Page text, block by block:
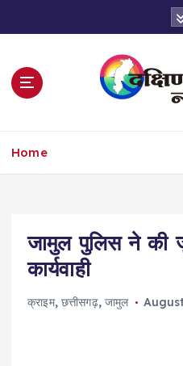
t
Home
जामुल पुलिस ने की
कार्यवाही
क्राइम, छत्तीसगढ़, जामुल